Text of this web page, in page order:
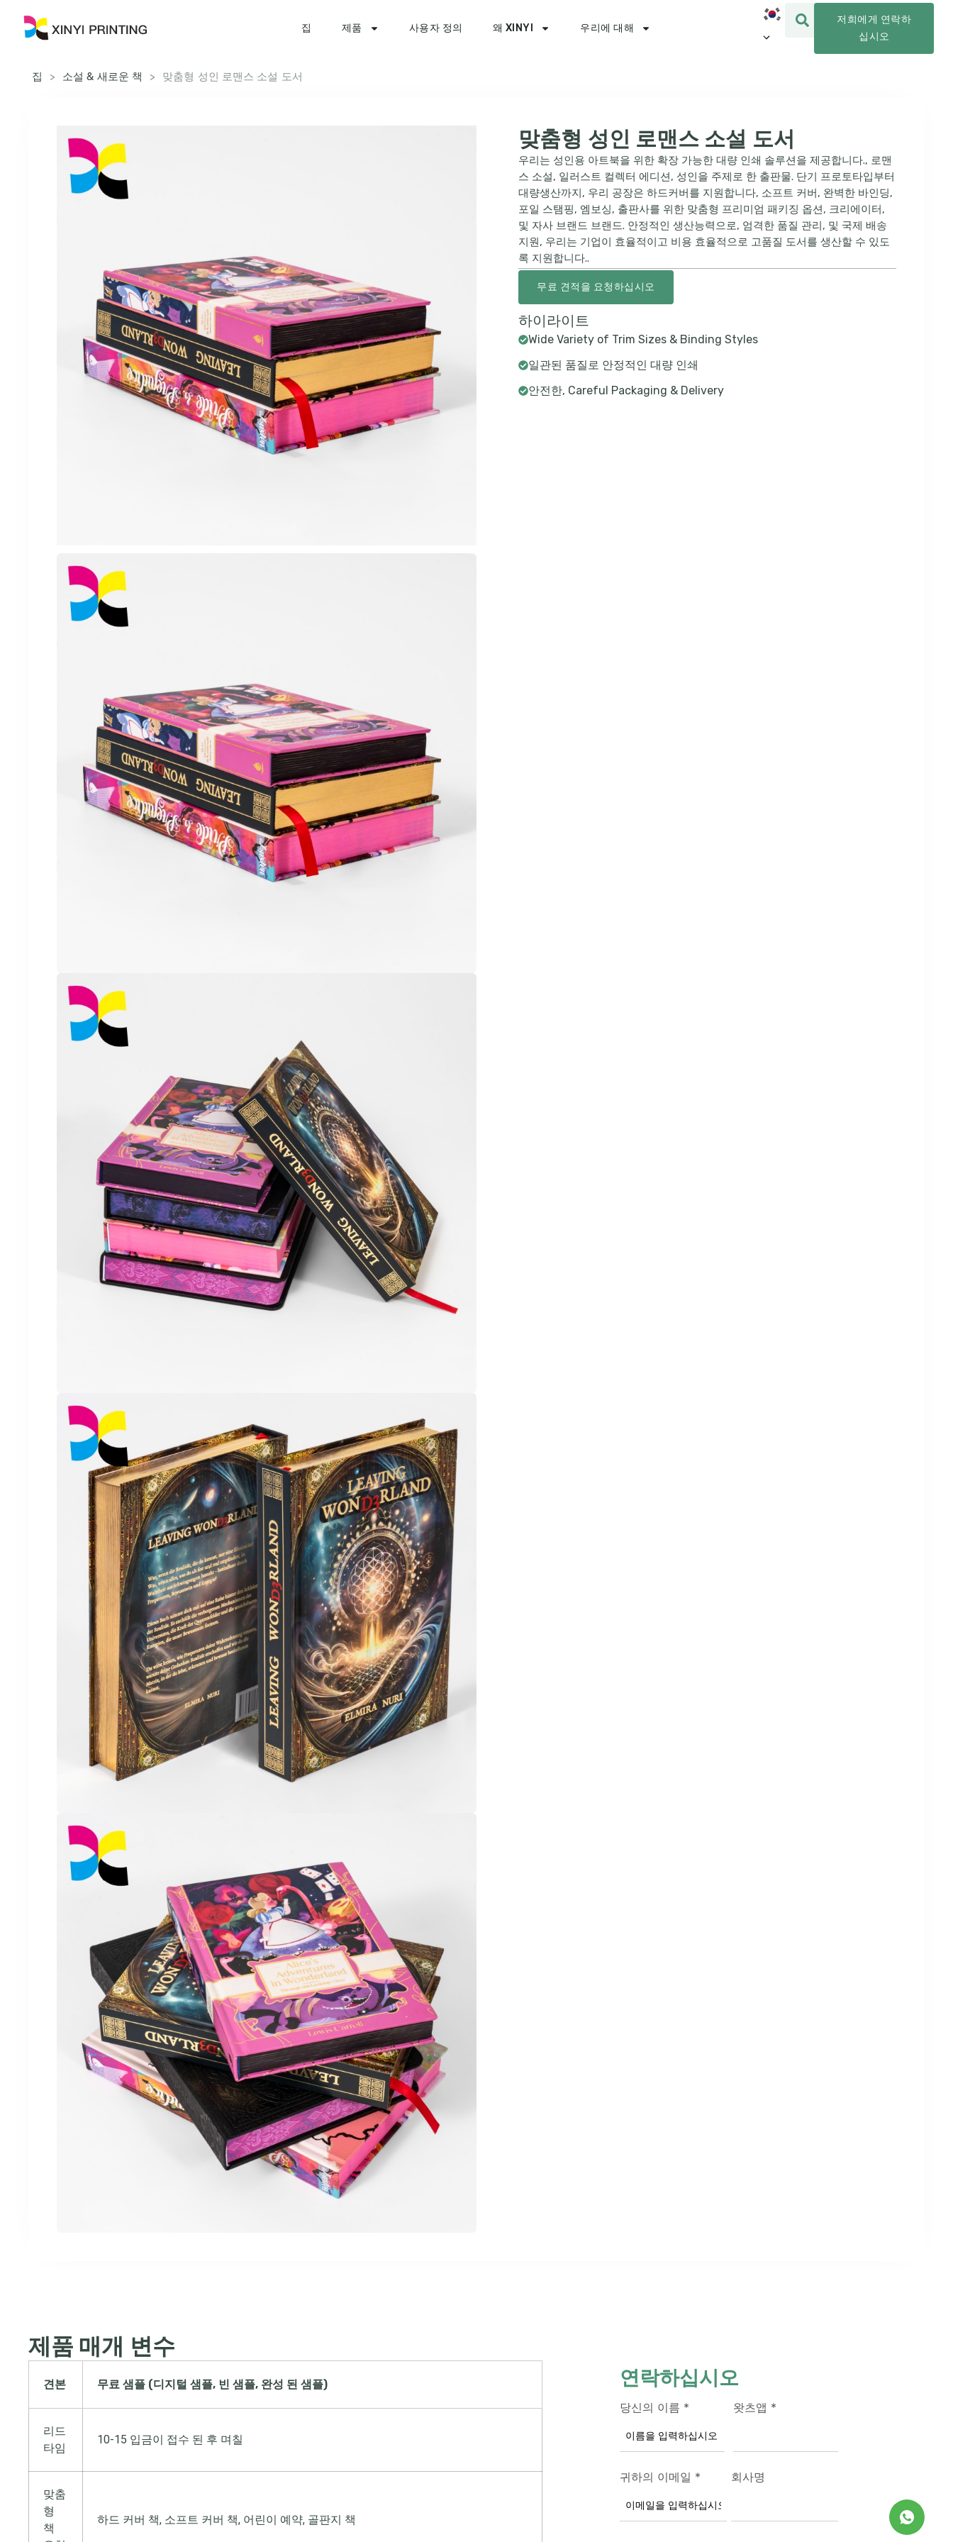
집 제품 사용자 정의 왜 XINYI 우리에 대해
저희에게 연락하
십시오
집 > 소설 & 새로운 책 > 맞춤형 성인 로맨스 소설 도서
맞춤형 성인 로맨스 소설 도서
우리는 성인용 아트북을 위한 확장 가능한 대량 인쇄 솔루션을 제공합니다., 로맨
스 소설, 일러스트 컬렉터 에디션, 성인을 주제로 한 출판물. 단기 프로토타입부터
대량생산까지, 우리 공장은 하드커버를 지원합니다, 소프트 커버, 완벽한 바인딩,
포일 스탬핑, 엠보싱, 출판사를 위한 맞춤형 프리미엄 패키징 옵션, 크리에이터,
및 자사 브랜드 브랜드. 안정적인 생산능력으로, 엄격한 품질 관리, 및 국제 배송
지원, 우리는 기업이 효율적이고 비용 효율적으로 고품질 도서를 생산할 수 있도
록 지원합니다..
무료 견적을 요청하십시오
하이라이트
Wide Variety of Trim Sizes & Binding Styles
일관된 품질로 안정적인 대량 인쇄
안전한, Careful Packaging & Delivery
제품 매개 변수
견본 무료 샘플 (디지털 샘플, 빈 샘플, 완성 된 샘플)
리드
타임
10-15 입금이 접수 된 후 며칠
맞춤
형
책
하드 커버 책, 소프트 커버 책, 어린이 예약, 골판지 책
연락하십시오
당신의 이름 * 왓츠앱 *
귀하의 이메일 * 회사명